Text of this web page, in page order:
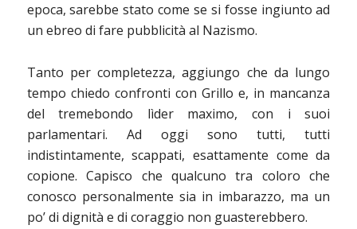
epoca, sarebbe stato come se si fosse ingiunto ad
un ebreo di fare pubblicità al Nazismo.
Tanto per completezza, aggiungo che da lungo
tempo chiedo confronti con Grillo e, in mancanza
del tremebondo lìder maximo, con i suoi
parlamentari. Ad oggi sono tutti, tutti
indistintamente, scappati, esattamente come da
copione. Capisco che qualcuno tra coloro che
conosco personalmente sia in imbarazzo, ma un
po’ di dignità e di coraggio non guasterebbero.